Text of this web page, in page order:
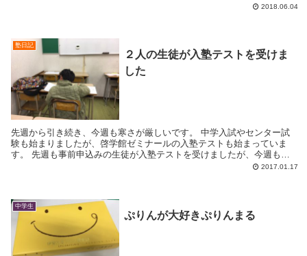
2018.06.04
塾日記
２人の生徒が入塾テストを受けま
した
先週から引き続き、今週も寒さが厳しいです。 中学入試やセンター試
験も始まりましたが、啓学館ゼミナールの入塾テストも始まっていま
す。 先週も事前申込みの生徒が入塾テストを受けましたが、今週も昨
2017.01.17
中学生
ぷりんが大好きぷりんまる